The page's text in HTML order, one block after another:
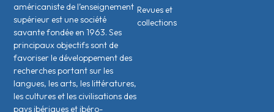
Revues et
collections
américaniste de l’enseignement
supérieur est une société
savante fondée en 1963. Ses
principaux objectifs sont de
favoriser le développement des
recherches portant sur les
langues, les arts, les littératures,
les cultures et les civilisations des
pays ibériques et ibéro-